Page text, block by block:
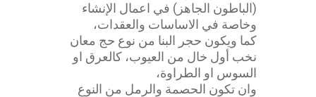
(الباطون الجاهز) في اعمال الإنشاء
وخاصة في الاساسات والعقدات،
كما ويكون حجر البنا من نوع حج معان
نخب أول خال من العيوب، كالعرق او
السوس او الطراوة،
وان تكون الحصمة والرمل من النوع